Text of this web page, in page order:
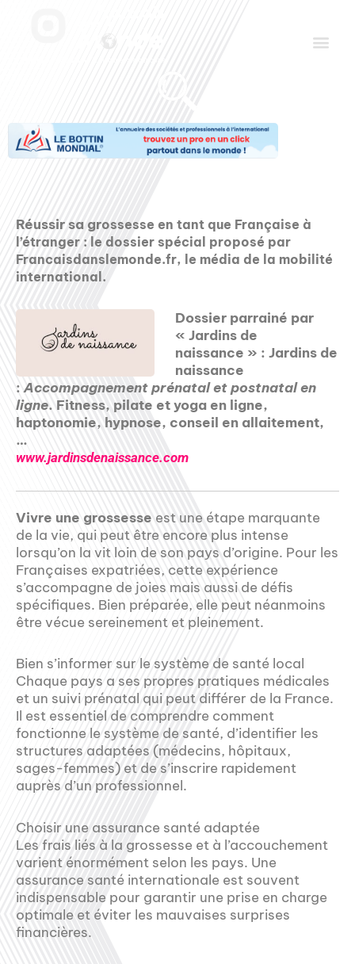
Réussir sa grossesse en tant que Française à
l’étranger : le dossier spécial proposé par
Francaisdanslemonde.fr, le média de la mobilité
international.
Dossier parrainé par
« Jardins de
naissance » : Jardins de
naissance
:Accompagnement prénatal et postnatal en
ligne. Fitness, pilate et yoga en ligne,
haptonomie, hypnose, conseil en allaitement,
…
www.jardinsdenaissance.com
Vivre une grossesse est une étape marquante
de la vie, qui peut être encore plus intense
lorsqu’on la vit loin de son pays d’origine. Pour les
Françaises expatriées, cette expérience
s’accompagne de joies mais aussi de défis
spécifiques. Bien préparée, elle peut néanmoins
être vécue sereinement et pleinement.
Bien s’informer sur le système de santé local
Chaque pays a ses propres pratiques médicales
et un suivi prénatal qui peut différer de la France.
Il est essentiel de comprendre comment
fonctionne le système de santé, d’identifier les
structures adaptées (médecins, hôpitaux,
sages-femmes) et de s’inscrire rapidement
auprès d’un professionnel.
Choisir une assurance santé adaptée
Les frais liés à la grossesse et à l’accouchement
varient énormément selon les pays. Une
assurance santé internationale est souvent
indispensable pour garantir une prise en charge
optimale et éviter les mauvaises surprises
financières.